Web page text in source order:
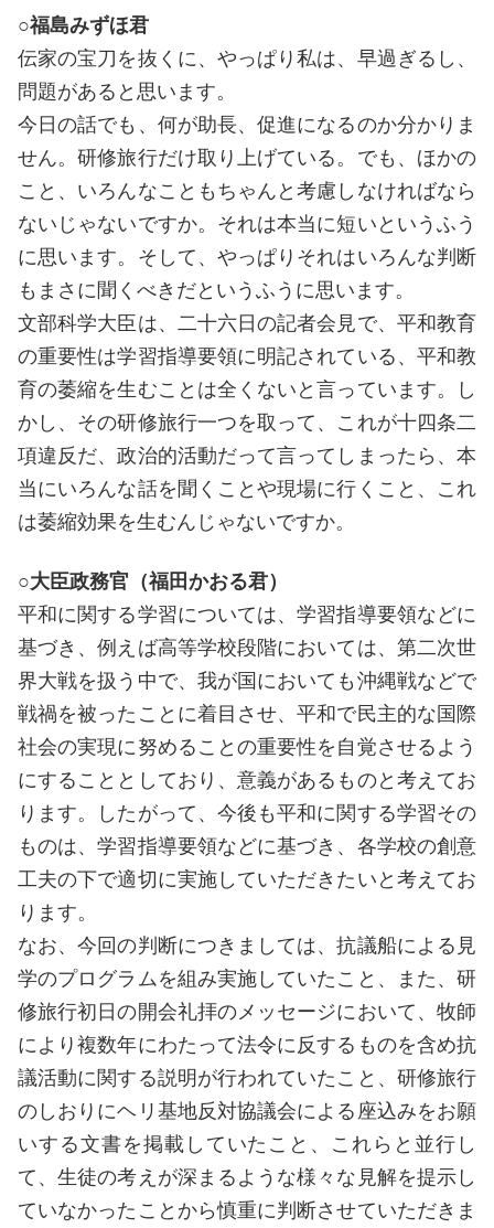
○福島みずほ君
伝家の宝刀を抜くに、やっぱり私は、早過ぎるし、
問題があると思います。
今日の話でも、何が助長、促進になるのか分かりま
せん。研修旅行だけ取り上げている。でも、ほかの
こと、いろんなこともちゃんと考慮しなければなら
ないじゃないですか。それは本当に短いというふう
に思います。そして、やっぱりそれはいろんな判断
もまさに聞くべきだというふうに思います。
文部科学大臣は、二十六日の記者会見で、平和教育
の重要性は学習指導要領に明記されている、平和教
育の萎縮を生むことは全くないと言っています。し
かし、その研修旅行一つを取って、これが十四条二
項違反だ、政治的活動だって言ってしまったら、本
当にいろんな話を聞くことや現場に行くこと、これ
は萎縮効果を生むんじゃないですか。
○大臣政務官（福田かおる君）
平和に関する学習については、学習指導要領などに
基づき、例えば高等学校段階においては、第二次世
界大戦を扱う中で、我が国においても沖縄戦などで
戦禍を被ったことに着目させ、平和で民主的な国際
社会の実現に努めることの重要性を自覚させるよう
にすることとしており、意義があるものと考えてお
ります。したがって、今後も平和に関する学習その
ものは、学習指導要領などに基づき、各学校の創意
工夫の下で適切に実施していただきたいと考えてお
ります。
なお、今回の判断につきましては、抗議船による見
学のプログラムを組み実施していたこと、また、研
修旅行初日の開会礼拝のメッセージにおいて、牧師
により複数年にわたって法令に反するものを含め抗
議活動に関する説明が行われていたこと、研修旅行
のしおりにヘリ基地反対協議会による座込みをお願
いする文書を掲載していたこと、これらと並行し
て、生徒の考えが深まるような様々な見解を提示し
ていなかったことから慎重に判断させていただきま